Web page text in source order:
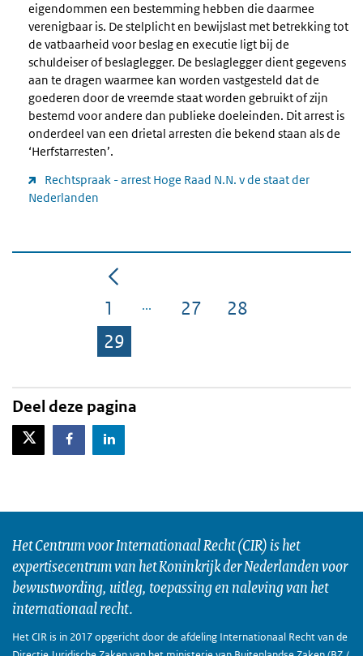
eigendommen een bestemming hebben die daarmee
verenigbaar is. De stelplicht en bewijslast met betrekking tot
de vatbaarheid voor beslag en executie ligt bij de
schuldeiser of beslaglegger. De beslaglegger dient gegevens
aan te dragen waarmee kan worden vastgesteld dat de
goederen door de vreemde staat worden gebruikt of zijn
bestemd voor andere dan publieke doeleinden. Dit arrest is
onderdeel van een drietal arresten die bekend staan als de
‘Herfstarresten’.
Rechtspraak - arrest Hoge Raad N.N. v de staat der
Nederlanden
Pagina
1 Pagina
27 Pagina
28
Pagina
29
Deel deze pagina
X-TwitterFacebookLinkedIn
Het Centrum voor Internationaal Recht (CIR) is het
expertisecentrum van het Koninkrijk der Nederlanden voor
bewustwording, uitleg, toepassing en naleving van het
internationaal recht.
Het CIR is in 2017 opgericht door de afdeling Internationaal Recht van de